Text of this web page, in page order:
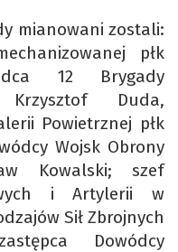
mianowani zostali:
płk
12 Brygady
Krzysztof Duda,
Powietrznej płk
Wojsk Obrony
Kowalski; szef
i Artylerii w
Sił Zbrojnych
Dowódcy